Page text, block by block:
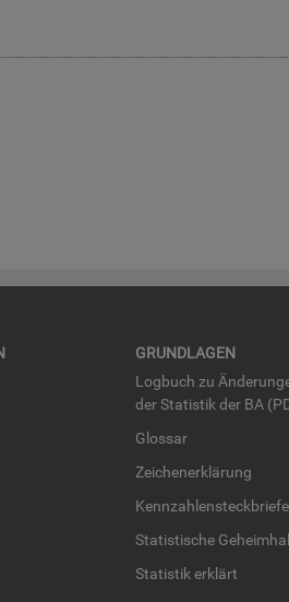
GRUND­LA­GEN
Log­buch zu
der Sta­tis­tik der BA
Glos­sar
Zei­chen­er­klä­rung
Kenn­zah­len­steck­brie­fe
Sta­tis­ti­sche
Sta­tis­tik er­klärt